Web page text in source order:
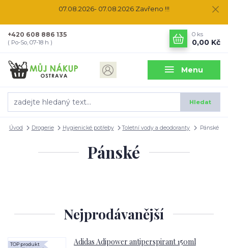
07.08.2026- 07.08.2026 Zavřeno !!!
Menu
Hledat
+420 608 886 135
( Po-So, 07-18 h )
0 ks
0,00 Kč
Úvod Drogerie Hygienické potřeby Toletní vody a deodoranty Pánské
Pánské
Nejprodávanější
Adidas Adipower antiperspirant 150ml
TOP produkt